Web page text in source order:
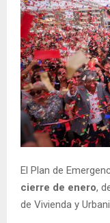
R
Y
M
E
U
El Plan de
cierre de enero,
de Vivienda y